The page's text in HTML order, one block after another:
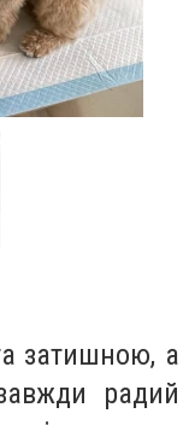
затишною, а
радий